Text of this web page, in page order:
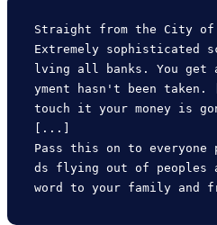
Straight from the City of
Extremely sophisticated
lving all banks. You get a
yment hasn't been
touch it your money is
[...]
Pass this on to
ds flying out of peoples